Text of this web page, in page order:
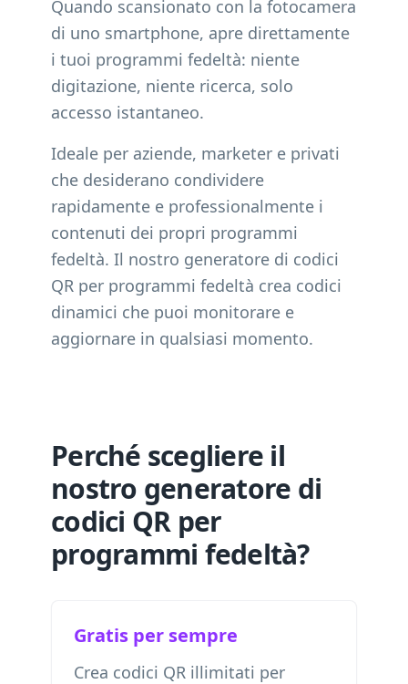
Quando scansionato con la fotocamera
di uno smartphone, apre direttamente
i tuoi programmi fedeltà: niente
digitazione, niente ricerca, solo
accesso istantaneo.
Ideale per aziende, marketer e privati
che desiderano condividere
rapidamente e professionalmente i
contenuti dei propri programmi
fedeltà. Il nostro generatore di codici
QR per programmi fedeltà crea codici
dinamici che puoi monitorare e
aggiornare in qualsiasi momento.
Perché scegliere il
nostro generatore di
codici QR per
programmi fedeltà?
Gratis per sempre
Crea codici QR illimitati per